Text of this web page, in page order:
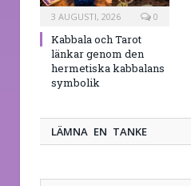
3 AUGUSTI, 2026 0
Kabbala och Tarot
länkar genom den
hermetiska kabbalans
symbolik
LÄMNA EN TANKE